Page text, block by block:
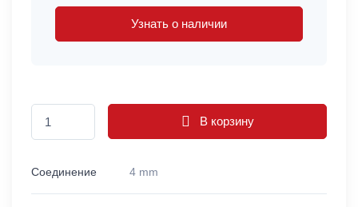
Узнать о наличии
В корзину
Соединение 4 mm